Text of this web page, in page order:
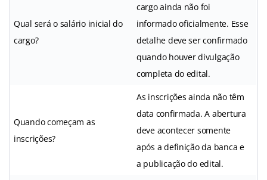
Qual será o salário inicial do
cargo?
cargo ainda não foi
informado oficialmente. Esse
detalhe deve ser confirmado
quando houver divulgação
completa do edital.
Quando começam as
inscrições?
As inscrições ainda não têm
data confirmada. A abertura
deve acontecer somente
após a definição da banca e
a publicação do edital.